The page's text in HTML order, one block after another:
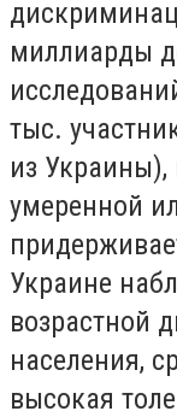
миллиарды
тыс.
из Украины),
умеренной
Украине
возрастной
населения,
высокая